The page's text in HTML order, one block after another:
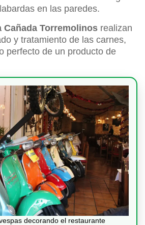
en las paredes.
Cañada Torremolinos realizan
y tratamiento de las carnes,
perfecto de un producto de
decorando el restaurante